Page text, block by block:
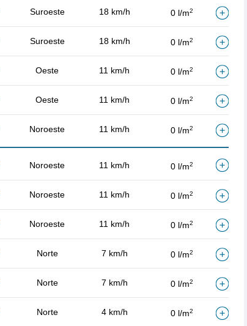
Suroeste 18 km/h 0 l/m2
Suroeste 18 km/h 0 l/m2
Oeste 11 km/h 0 l/m2
Oeste 11 km/h 0 l/m2
Noroeste 11 km/h 0 l/m2
Noroeste 11 km/h 0 l/m2
Noroeste 11 km/h 0 l/m2
Noroeste 11 km/h 0 l/m2
Norte 7 km/h 0 l/m2
Norte 7 km/h 0 l/m2
Norte 4 km/h 0 l/m2